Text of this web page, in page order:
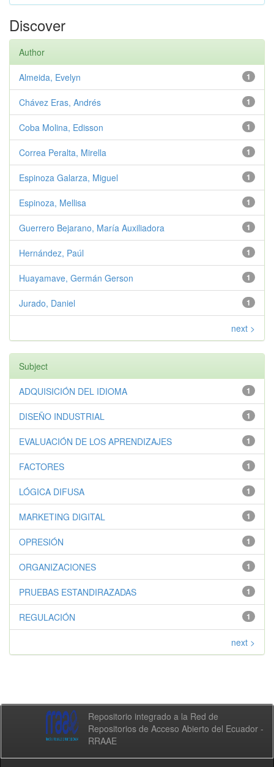
Discover
Author
1
Almeida, Evelyn
1
Chávez Eras, Andrés
1
Coba Molina, Edisson
1
Correa Peralta, Mirella
1
Espinoza Galarza, Miguel
1
Espinoza, Mellisa
1
Guerrero Bejarano, María Auxiliadora
1
Hernández, Paúl
1
Huayamave, Germán Gerson
1
Jurado, Daniel
next >
Subject
1
ADQUISICIÓN DEL IDIOMA
1
DISEÑO INDUSTRIAL
1
EVALUACIÓN DE LOS APRENDIZAJES
1
FACTORES
1
LÓGICA DIFUSA
1
MARKETING DIGITAL
1
OPRESIÓN
1
ORGANIZACIONES
1
PRUEBAS ESTANDIRAZADAS
1
REGULACIÓN
next >
Repositorio integrado a la Red de
Repositorios de Acceso Abierto del Ecuador -
RRAAE